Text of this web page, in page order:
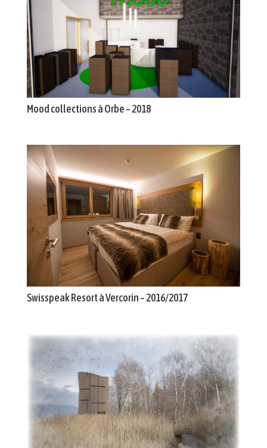
Mood collections à Orbe – 2018
Swisspeak Resort à Vercorin – 2016/2017